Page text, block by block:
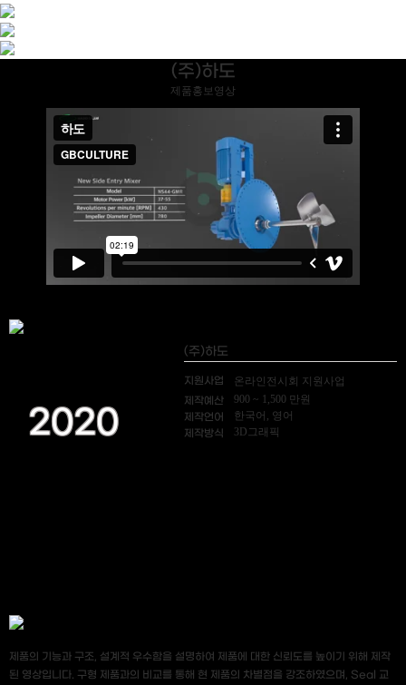
(주)하도
제품홍보영상
2020
(주)하도
지원사업 온라인전시회 지원사업
제작예산 900 ~ 1,500 만원
제작언어 한국어, 영어
제작방식 3D그래픽
제품의 기능과 구조, 설계적 우수함을 설명하여 제품에 대한 신뢰도를 높이기 위해 제작
된 영상입니다. 구형 제품과의 비교를 통해 현 제품의 차별점을 강조하였으며, Seal 교